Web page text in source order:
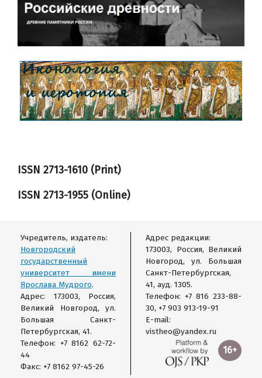
ISSN 2713-1610 (Print)
ISSN 2713-1955 (Online)
Учредитель, издатель:
Новгородский
государственный
университет имени
Ярослава Мудрого.
Адрес: 173003, Россия,
Великий Новгород, ул.
Большая Санкт-
Петербургская, 41.
Телефон: +7 8162 62-72-
44
Факс: +7 8162 97-45-26
Адрес редакции:
173003, Россия, Великий
Новгород, ул. Большая
Санкт-Петербургская,
41, ауд. 1305.
Телефон: +7 816 233-88-
30, +7 903 913-19-91
E-mail:
vistheo@yandex.ru
16+